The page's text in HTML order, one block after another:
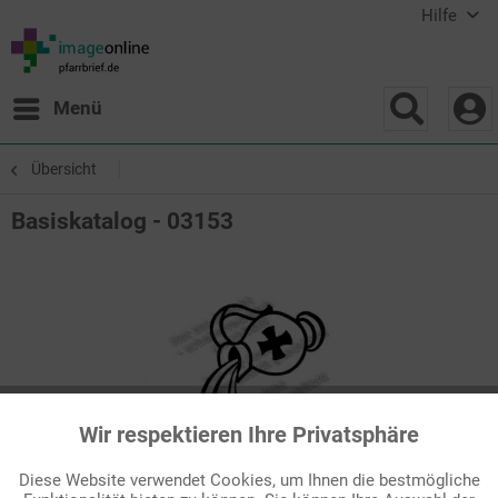
Hilfe
Menü
Übersicht
Basiskatalog - 03153
Funktionale Aktiv
Wir respektieren Ihre Privatsphäre
Diese Website verwendet Cookies, um Ihnen die bestmögliche